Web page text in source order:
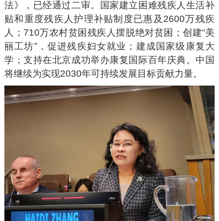
法》，已经通过二审。国家建立困难残疾人生活补
贴和重度残疾人护理补贴制度已惠及2600万残疾
人；710万农村贫困残疾人摆脱绝对贫困；创建“美
丽工坊”，促进残疾妇女就业；建成国家级康复大
学；支持在北京成功举办康复国际百年庆典。中国
将继续为实现2030年可持续发展目标贡献力量。